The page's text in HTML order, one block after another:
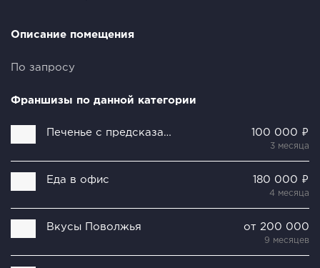
Описание помещения
По запросу
Франшизы по данной категории
Печенье с предсказанием 100 000 ₽
3 месяца
Еда в офис 180 000 ₽
4 месяца
Вкусы Поволжья от 200 000
9 месяцев